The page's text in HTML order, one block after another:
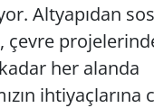
Altyapıdan
çevre
her alanda
ihtiyaçlarına